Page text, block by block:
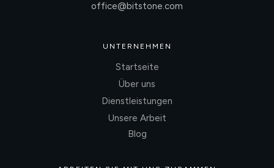
office@bitstone.com
UNTERNEHMEN
Startseite
Über uns
Dienstleistungen
Unsere Arbeit
Blog